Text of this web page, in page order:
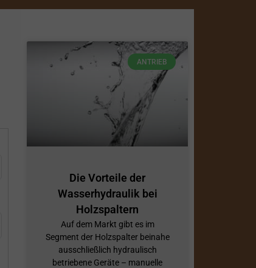
ANTRIEB
Die Vorteile der
Wasserhydraulik bei
Holzspaltern
Auf dem Markt gibt es im
Segment der Holzspalter beinahe
ausschließlich hydraulisch
betriebene Geräte – manuelle